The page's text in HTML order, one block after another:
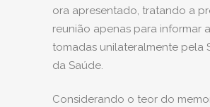
ora apresentado, tratando a
reunião apenas para informar
tomadas unilateralmente pela
da Saúde.
Considerando o teor do